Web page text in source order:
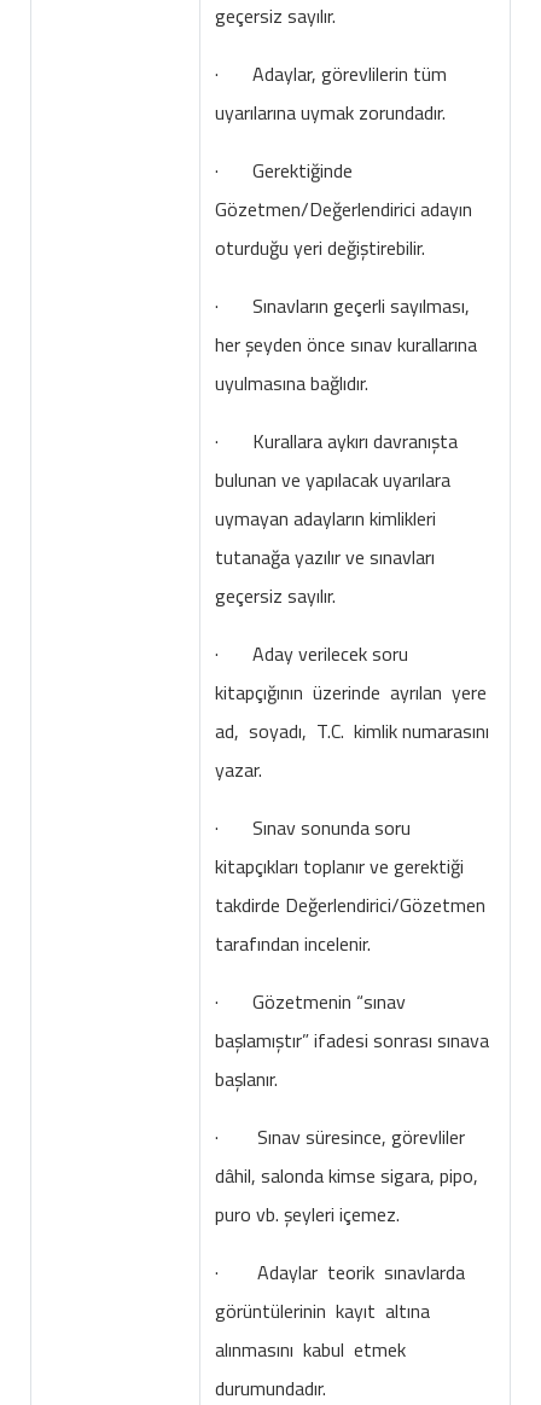
geçersiz sayılır.
· Adaylar, görevlilerin tüm
uyarılarına uymak zorundadır.
· Gerektiğinde
Gözetmen/Değerlendirici adayın
oturduğu yeri değiştirebilir.
· Sınavların geçerli sayılması,
her şeyden önce sınav kurallarına
uyulmasına bağlıdır.
· Kurallara aykırı davranışta
bulunan ve yapılacak uyarılara
uymayan adayların kimlikleri
tutanağa yazılır ve sınavları
geçersiz sayılır.
· Aday verilecek soru
kitapçığının üzerinde ayrılan yere
ad, soyadı, T.C. kimlik numarasını
yazar.
· Sınav sonunda soru
kitapçıkları toplanır ve gerektiği
takdirde Değerlendirici/Gözetmen
tarafından incelenir.
· Gözetmenin “sınav
başlamıştır” ifadesi sonrası sınava
başlanır.
· Sınav süresince, görevliler
dâhil, salonda kimse sigara, pipo,
puro vb. şeyleri içemez.
· Adaylar teorik sınavlarda
görüntülerinin kayıt altına
alınmasını kabul etmek
durumundadır.